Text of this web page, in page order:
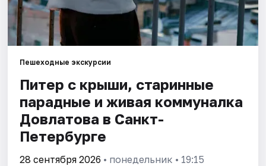
Пешеходные экскурсии
Питер с крыши, старинные
парадные и живая коммуналка
Довлатова в Санкт-
Петербурге
28 сентября 2026 • понедельник • 19:15